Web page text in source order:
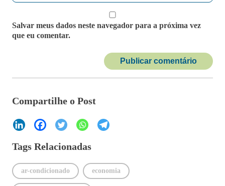
Compartilhe o Post
Tags Relacionadas
ar-condicionado economia
Salvar meus dados neste navegador para a próxima vez
que eu comentar.